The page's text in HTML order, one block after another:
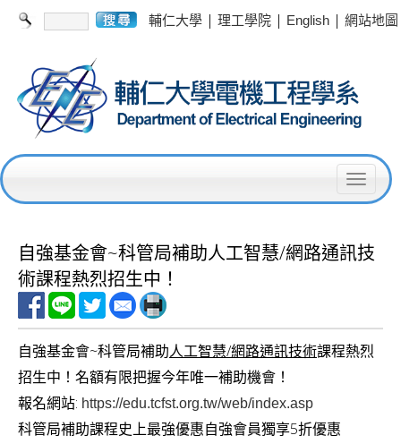
輔仁大學 | 理工學院 | English | 網站地圖
T
g
e
n
自強基金會~科管局補助人工智慧/網路通訊技
術課程熱烈招生中！
自強基金會~科管局補助人工智慧/網路通訊技術課程熱烈
招生中！名額有限把握今年唯一補助機會！
報名網站: https://edu.tcfst.org.tw/web/index.asp
科管局補助課程史上最強優惠自強會員獨享5折優惠